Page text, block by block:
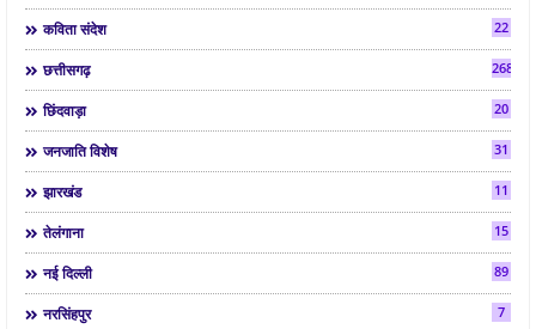
कविता संदेश 22
छत्तीसगढ़ 268
छिंदवाड़ा 20
जनजाति विशेष 31
झारखंड 11
तेलंगाना 15
नई दिल्ली 89
नरसिंहपुर 7